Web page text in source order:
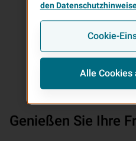
Genießen Sie Ihre
den
Cookie-
Alle Cookies